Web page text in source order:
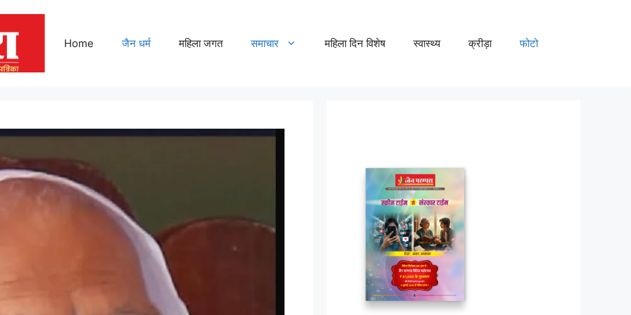
Home जैन धर्म महिला जगत समाचार महिला दिन विशेष स्वास्थ्य क्रीड़ा फोटो